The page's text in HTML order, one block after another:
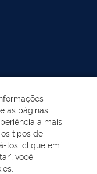
as páginas
a mais
tipos de
los, clique em
você